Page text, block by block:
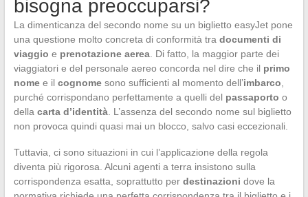
bisogna preoccuparsi?
La dimenticanza del secondo nome su un biglietto easyJet pone
una questione molto concreta di conformità tra documenti di
viaggio e prenotazione aerea. Di fatto, la maggior parte dei
viaggiatori e del personale aereo concorda nel dire che il primo
nomee il cognomesono sufficienti al momento dell’imbarco
purché corrispondano perfettamente a quelli del passaporto o
della carta d’identità. L’assenza del secondo nome sul biglietto
non provoca quindi quasi mai un blocco, salvo casi eccezionali.
Tuttavia, ci sono situazioni in cui l’applicazione della regola
diventa più rigorosa. Alcuni agenti a terra insistono sulla
corrispondenza esatta, soprattutto per destinazioni dove la